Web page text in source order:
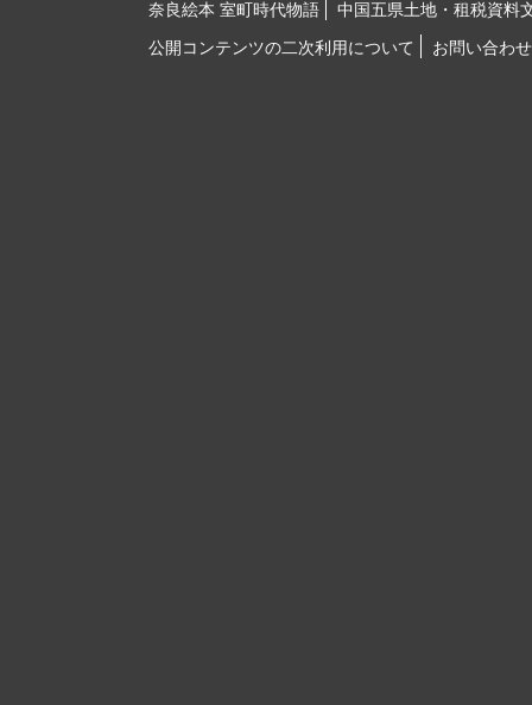
奈良絵本 室町時代物語
中国五県土地・租税資料
公開コンテンツの二次利用について
お問い合わせ